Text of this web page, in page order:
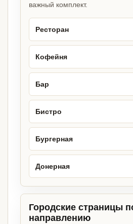
важный комплект.
Ресторан
Кофейня
Бар
Бистро
Бургерная
Донерная
Городские страницы
направлению